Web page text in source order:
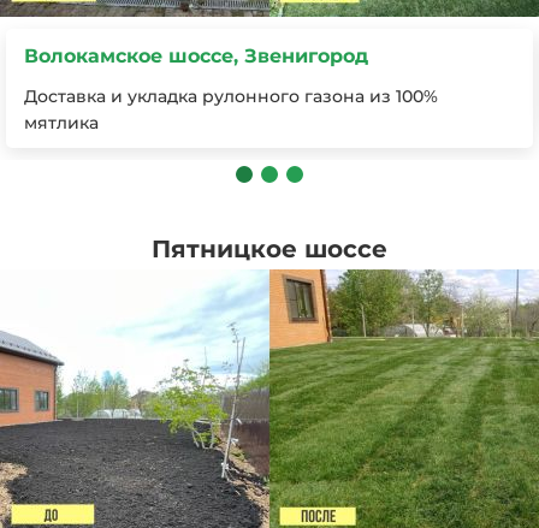
Волокамское шоссе, Звенигород
Доставка и укладка рулонного газона из 100%
мятлика
Пятницкое шоссе